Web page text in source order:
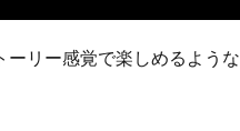
リー感覚で楽しめるような